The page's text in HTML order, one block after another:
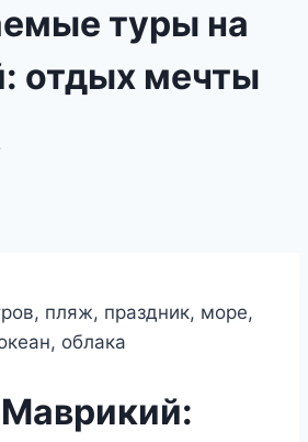
туры на
отдых мечты